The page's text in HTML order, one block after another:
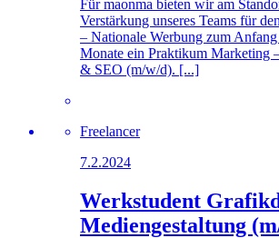
Für maonma bieten wir am
Verstärkung unseres Teams für
– Nationale Werbung zum
Monate ein Praktikum Marketing
& SEO (m/w/d). [...]
Freelancer
7.2.2024
Werkstudent
Mediengestaltung